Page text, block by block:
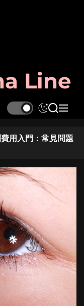
Line
S
i
c
o
r
m
o
d
e
S
a
r
M
n
u
用入門：常見問題